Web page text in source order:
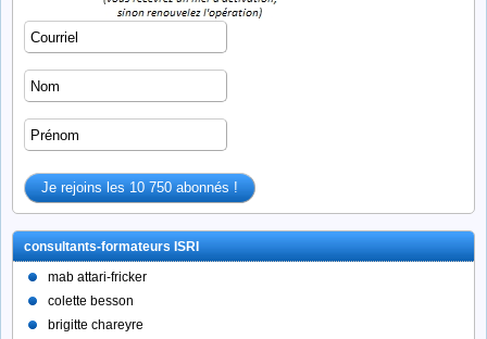
consultants-formateurs ISRI
mab attari-fricker
colette besson
brigitte chareyre